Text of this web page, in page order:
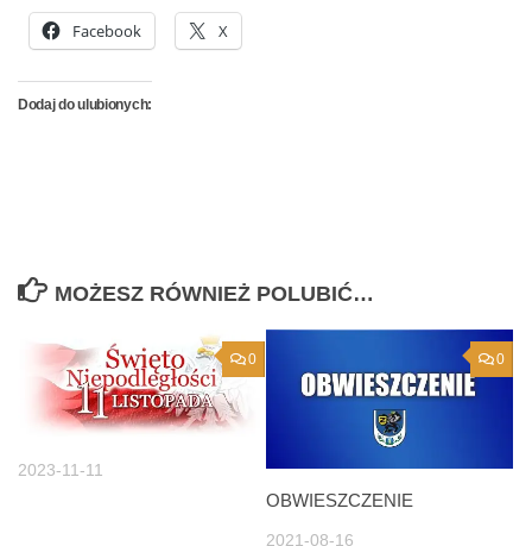
Facebook X
Dodaj do ulubionych:
MOŻESZ RÓWNIEŻ POLUBIĆ…
0
2023-11-11
0
OBWIESZCZENIE
2021-08-16